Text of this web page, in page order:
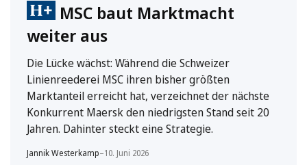
MSC baut Marktmacht
weiter aus
Die Lücke wächst: Während die Schweizer
Linienreederei MSC ihren bisher größten
Marktanteil erreicht hat, verzeichnet der nächste
Konkurrent Maersk den niedrigsten Stand seit 20
Jahren. Dahinter steckt eine Strategie.
Jannik Westerkamp–10. Juni 2026